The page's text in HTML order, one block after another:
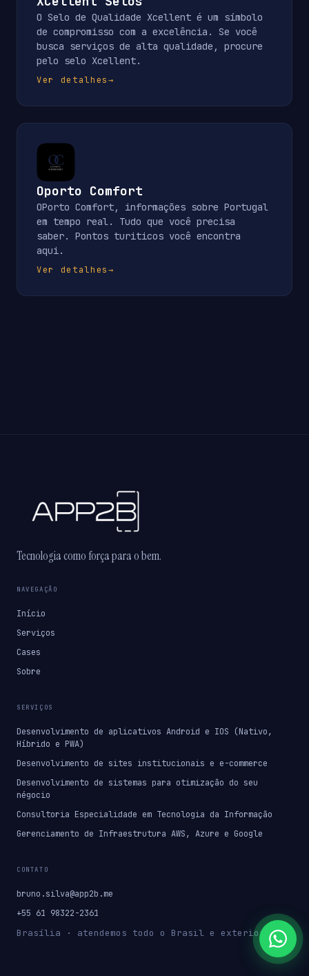
O Selo de Qualidade Xcellent é um símbolo
de compromisso com a excelência. Se você
busca serviços de alta qualidade, procure
pelo selo Xcellent.
Ver detalhes→
Oporto Comfort
OPorto Comfort, informações sobre Portugal
em tempo real. Tudo que você precisa
saber. Pontos turiticos você encontra
aqui.
Ver detalhes→
Tecnologia como força para o bem.
NAVEGAÇÃO
Início
Serviços
Cases
Sobre
SERVIÇOS
Desenvolvimento de aplicativos Android e IOS (Nativo,
Híbrido e PWA)
Desenvolvimento de sites institucionais e e-commerce
Desenvolvimento de sistemas para otimização do seu
négocio
Consultoria Especialidade em Tecnologia da Informação
Gerenciamento de Infraestrutura AWS, Azure e Google
CONTATO
bruno.silva@app2b.me
+55 61 98322-2361
Brasília · atendemos todo o Brasil e exterior